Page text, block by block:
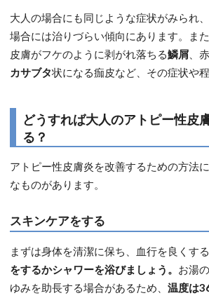
大人の場合にも同じような症状がみられ
場合には治りづらい傾向にあります。ま
皮膚がフケのように剥がれ落ちる鱗屑 、
カサブタ状になる痂皮など、その症状や
どうすれば大人のアトピー性皮
る？
アトピー性皮膚炎を改善するための方法
なものがあります。
スキンケアをする
まずは身体を清潔に保ち、血行を良くする
をするかシャワーを浴びましょう。 お湯
ゆみを助長する場合があるため、 温度は